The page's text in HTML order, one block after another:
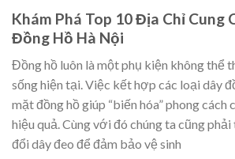
Khám Phá Top 10 Địa Chỉ Cung
Đồng Hồ Hà Nội
Đồng hồ luôn là một phụ kiện không thể
sống hiện tại. Việc kết hợp các loại dây
mặt đồng hồ giúp “biến hóa” phong cách
hiệu quả. Cùng với đó chúng ta cũng
đổi dây đeo để đảm bảo vệ sinh